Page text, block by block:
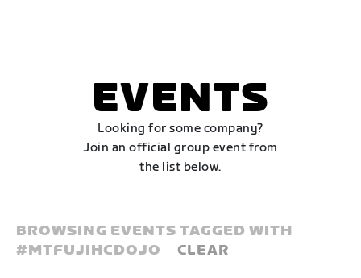
EVENTS
Looking for some company?
Join an official group event from
the list below.
BROWSING EVENTS TAGGED WITH
#MTFUJIHCDOJO CLEAR